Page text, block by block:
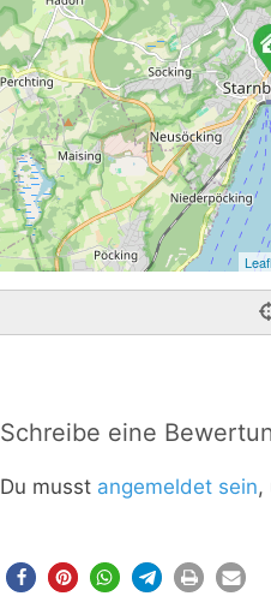
Schreibe eine
Du musst angemeldet sein,